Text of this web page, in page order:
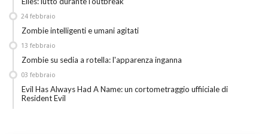
Zombie intelligenti e umani agitati
24 febbraio
Zombie su sedia a rotella: l'apparenza inganna
13 febbraio
Evil Has Always Had A Name: un cortometraggio uffiiciale di
Resident Evil
03 febbraio